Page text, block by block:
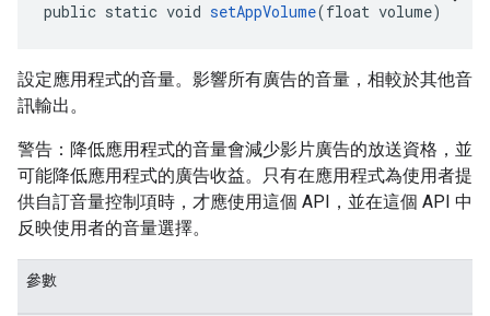
public static void setAppVolume(float volume)
設定應用程式的音量。影響所有廣告的音量，相較於其他音
訊輸出。
警告：降低應用程式的音量會減少影片廣告的放送資格，並
可能降低應用程式的廣告收益。只有在應用程式為使用者提
供自訂音量控制項時，才應使用這個 API，並在這個 API 中
反映使用者的音量選擇。
參數